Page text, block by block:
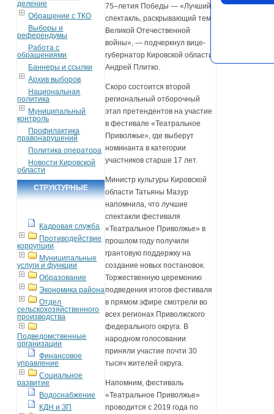
деление
Обращение с ТКО
Выборы и
референдумы
Работа с
обращениями
Баннеры и ссылки
Архив выборов
Национальная
политика
Муниципальный
контроль
Профилактика
правонарушений
Политика оператора
Новости Кировской
области
СТРУКТУРНЫЕ
Кадровая служба
Противодействие
коррупции
Муниципальные
услуги и функции
Образование
Экономика района
Отдел
сельскохозяйственного
производства
Подведомственные
организации
Финансовое
управление
Социальное
развитие
Водоснабжение
КДН и ЗП
75–летия Победы — «Лучший
спектакль, раскрывающий тему
Великой Отечественной
войны», — подчеркнул вице-
губернатор Кировской области
Андрей Плитко.
Скоро состоится второй
региональный отборочный
этап претендентов на участие
в фестивале «Театральное
Приволжье», где выберут
номинанта в категории
участников старше 17 лет.
Министр культуры Кировской
области Татьяны Мазур
напомнила, что лучшие
спектакли фестиваля
«Театральное Приволжье» в
прошлом году получили
грантовую поддержку на
создание новых постановок.
Торжественную церемонию
подведения итогов фестиваля
в прямом эфире смотрели во
всех регионах Приволжского
федерального округа. В
народном голосовании
приняли участие почти 30
тысяч жителей округа.
Напомним, фестиваль
«Театральное Приволжье»
проводится с 2019 года по